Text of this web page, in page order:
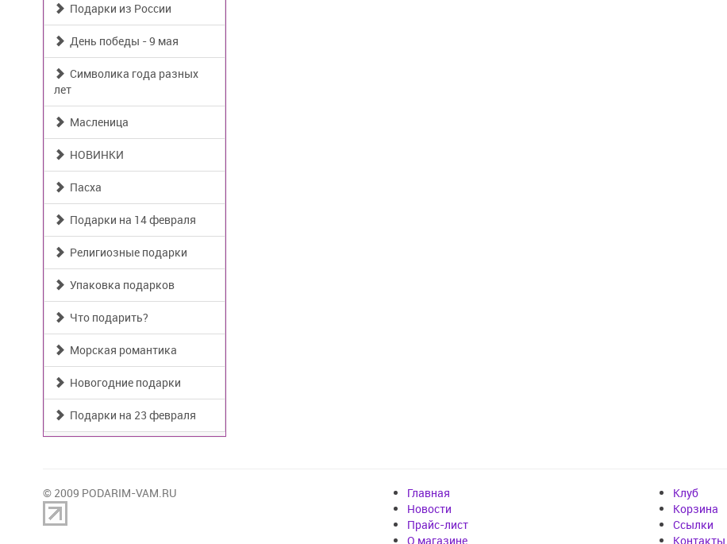
Подарки из России
День победы - 9 мая
Символика года разных
лет
Масленица
НОВИНКИ
Пасха
Подарки на 14 февраля
Религиозные подарки
Упаковка подарков
Что подарить?
Морская романтика
Новогодние подарки
Подарки на 23 февраля
© 2009 PODARIM-VAM.RU
Главная
Новости
Прайс-лист
О магазине
Клуб
Корзина
Cсылки
Контакты